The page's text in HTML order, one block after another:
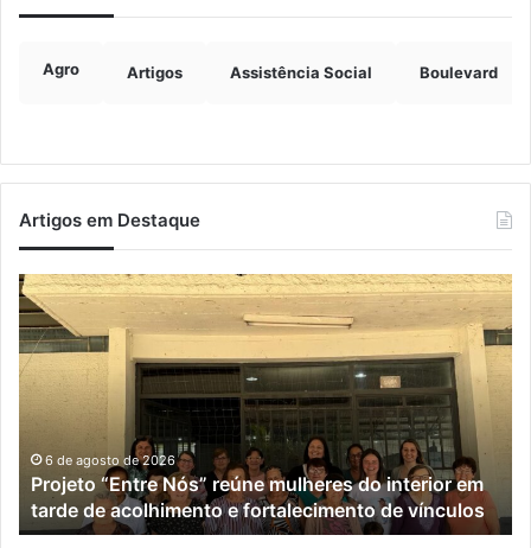
Agro Artigos Assistência Social Boulevard
Artigos em Destaque
Projeto
“Entre
Nós”
reúne
mulheres
em
tarde
de
acolhimento
6 de agosto de 2026
Projeto “Entre Nós” reúne mulheres do interior em
tarde de acolhimento e fortalecimento de vínculos
e